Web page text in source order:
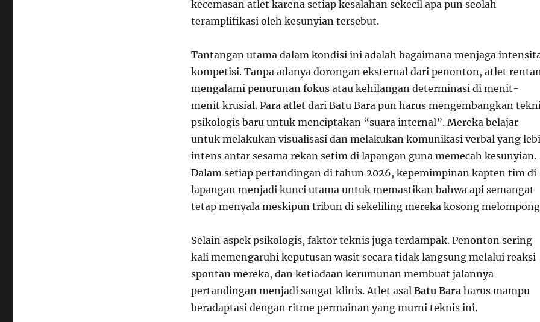
kecemasan atlet karena setiap kesalahan sekecil apa pun seolah
teramplifikasi oleh kesunyian tersebut.
Tantangan utama dalam kondisi ini adalah bagaimana menjaga
kompetisi. Tanpa adanya dorongan eksternal dari penonton, atlet
mengalami penurunan fokus atau kehilangan determinasi di menit-
menit krusial. Para atletdari Batu Bara pun harus mengembangkan
psikologis baru untuk menciptakan “suara internal”. Mereka belajar
untuk melakukan visualisasi dan melakukan komunikasi verbal yang
intens antar sesama rekan setim di lapangan guna memecah kesunyian.
Dalam setiap pertandingan di tahun 2026, kepemimpinan kapten tim di
lapangan menjadi kunci utama untuk memastikan bahwa api semangat
tetap menyala meskipun tribun di sekeliling mereka kosong
Selain aspek psikologis, faktor teknis juga terdampak. Penonton sering
kali memengaruhi keputusan wasit secara tidak langsung melalui reaksi
spontan mereka, dan ketiadaan kerumunan membuat jalannya
pertandingan menjadi sangat klinis. Atlet asal Batu Baraharus mampu
beradaptasi dengan ritme permainan yang murni teknis ini.